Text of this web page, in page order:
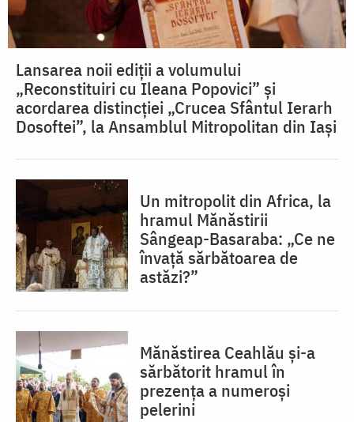
Lansarea noii ediții a volumului
„Reconstituiri cu Ileana Popovici” și
acordarea distincției „Crucea Sfântul Ierarh
Dosoftei”, la Ansamblul Mitropolitan din Iași
Un mitropolit din Africa, la
hramul Mănăstirii
Sângeap-Basaraba: „Ce ne
învață sărbătoarea de
astăzi?”
Mănăstirea Ceahlău și-a
sărbătorit hramul în
prezența a numeroși
pelerini